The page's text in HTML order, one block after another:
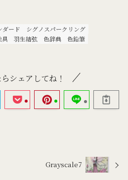
ダード
シグノスパークリング
具 羽生結弦 色辞典
色鉛筆
シェアしてね！
Grayscale7